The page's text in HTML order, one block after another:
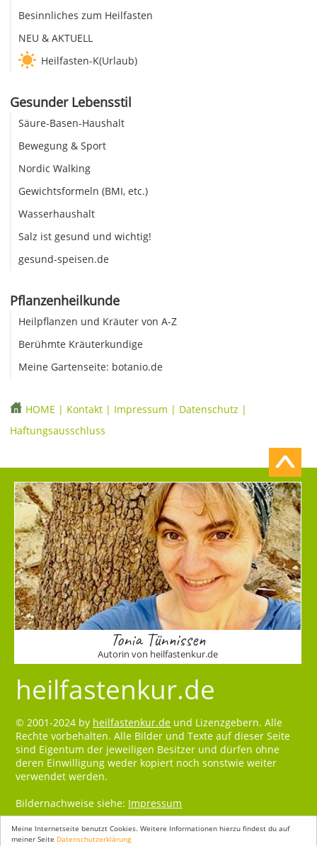
Meine Internetseite benutzt Cookies. Weitere Informationen hierzu findest du auf
meiner Seite Datenschutzerklärung
Besinnliches zum Heilfasten
NEU & AKTUELL
Heilfasten-K(Urlaub)
Gesunder Lebensstil
Säure-Basen-Haushalt
Bewegung & Sport
Nordic Walking
Gewichtsformeln (BMI, etc.)
Wasserhaushalt
Salz ist gesund und wichtig!
gesund-speisen.de
Pflanzenheilkunde
Heilpflanzen und Kräuter von A-Z
Berühmte Kräuterkundige
Meine Gartenseite: botanio.de
HOME | Kontakt | Impressum | Datenschutz |
Haftungsausschluss
Tonia Tünnissen
Autorin von heilfastenkur.de
heilfastenkur.de
© 2001-2024 by heilfastenkur.de und Lizenzgebern. Alle
Rechte vorbehalten. Alle Bilder und Texte auf dieser Seite
sind Eigentum der jeweiligen Besitzer und dürfen ohne
deren Einwilligung weder kopiert noch sonstwie weiter
verwendet werden.
Bildernachweise siehe: Impressum